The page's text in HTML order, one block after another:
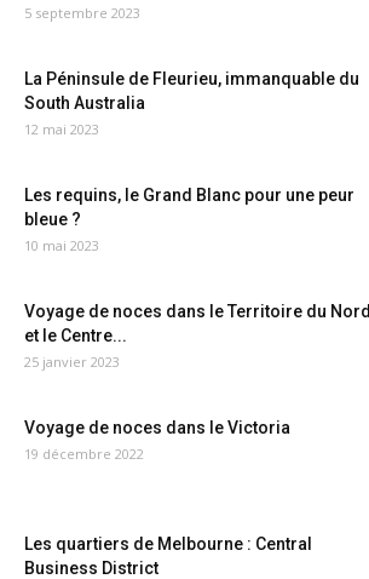
5 septembre 2023
La Péninsule de Fleurieu, immanquable du
South Australia
12 mai 2023
Les requins, le Grand Blanc pour une peur
bleue ?
10 mai 2023
Voyage de noces dans le Territoire du Nord
et le Centre...
25 janvier 2023
Voyage de noces dans le Victoria
19 décembre 2022
Les quartiers de Melbourne : Central
Business District